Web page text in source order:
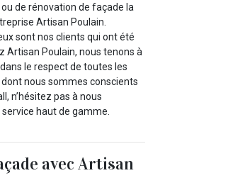
de rénovation de façade la
Artisan Poulain.
sont nos clients qui ont été
Artisan Poulain, nous tenons à
le respect de toutes les
nous sommes conscients
n’hésitez pas à nous
haut de gamme.
avec Artisan